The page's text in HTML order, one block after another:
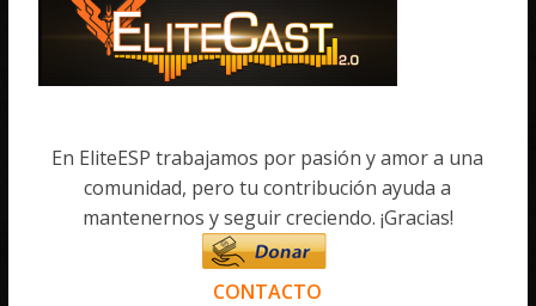
En EliteESP trabajamos por pasión y amor a una
comunidad, pero tu contribución ayuda a
mantenernos y seguir creciendo. ¡Gracias!
CONTACTO